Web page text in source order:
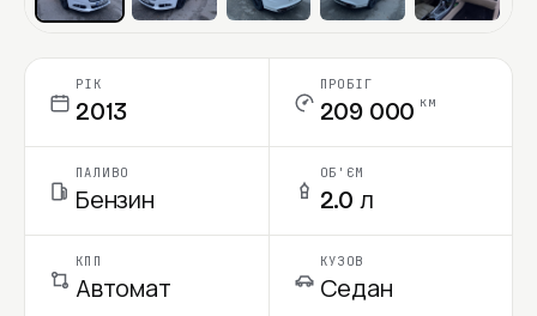
РІК
2013
ПРОБІГ
209 000 км
ПАЛИВО
Бензин
ОБ'ЄМ
2.0 л
КПП
Автомат
КУЗОВ
Седан